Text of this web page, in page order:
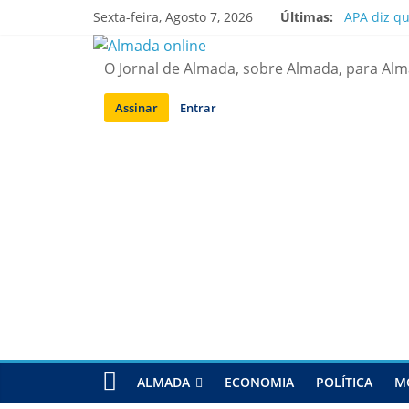
Sexta-feira, Agosto 7, 2026 Últimas:
APA diz
Ponte
Situação
O Jornal de Almada, sobre Almada, para
Assinar Entrar
ALMADA ECONOMIA POLÍTICA